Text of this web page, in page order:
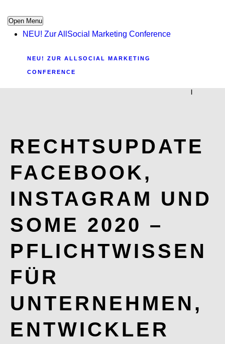
Open Menu
NEU! Zur AllSocial Marketing Conference
NEU! ZUR ALLSOCIAL MARKETING
CONFERENCE
|
RECHTSUPDATE
FACEBOOK,
INSTAGRAM UND
SOME 2020 –
PFLICHTWISSEN
FÜR
UNTERNEHMEN,
ENTWICKLER